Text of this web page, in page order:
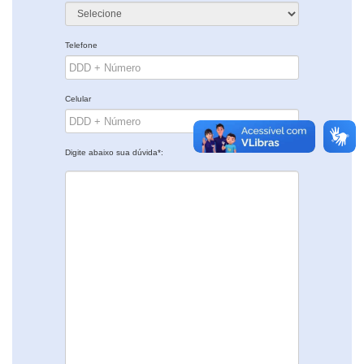
Telefone
Celular
Digite abaixo sua dúvida*: